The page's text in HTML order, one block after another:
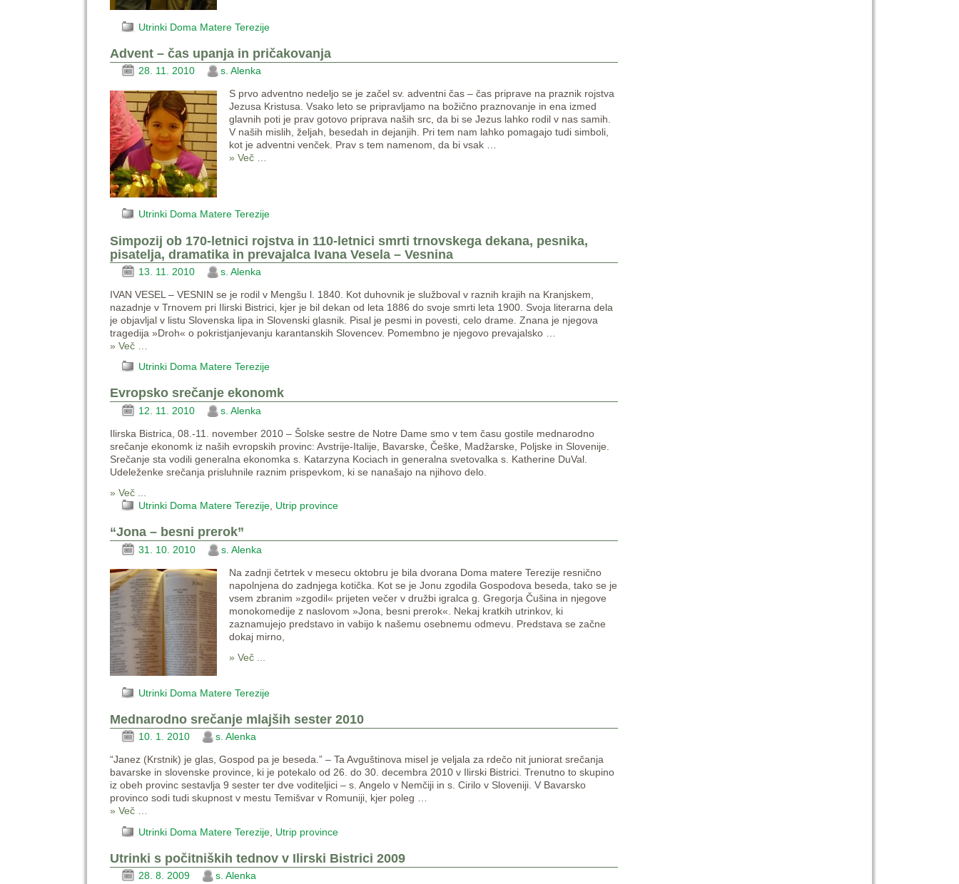
Utrinki Doma Matere Terezije
Advent – čas upanja in pričakovanja
28. 11. 2010
s. Alenka
S prvo adventno nedeljo se je začel sv. adventni čas – čas priprave na praznik rojstva
Jezusa Kristusa. Vsako leto se pripravljamo na božično praznovanje in ena izmed
glavnih poti je prav gotovo priprava naših src, da bi se Jezus lahko rodil v nas samih.
V naših mislih, željah, besedah in dejanjih. Pri tem nam lahko pomagajo tudi simboli,
kot je adventni venček. Prav s tem namenom, da bi vsak …
» Več …
Utrinki Doma Matere Terezije
Simpozij ob 170-letnici rojstva in 110-letnici smrti trnovskega dekana, pesnika,
pisatelja, dramatika in prevajalca Ivana Vesela – Vesnina
13. 11. 2010
s. Alenka
IVAN VESEL – VESNIN se je rodil v Mengšu l. 1840. Kot duhovnik je služboval v raznih krajih na Kranjskem,
nazadnje v Trnovem pri Ilirski Bistrici, kjer je bil dekan od leta 1886 do svoje smrti leta 1900. Svoja literarna dela
je objavljal v listu Slovenska lipa in Slovenski glasnik. Pisal je pesmi in povesti, celo drame. Znana je njegova
tragedija »Droh« o pokristjanjevanju karantanskih Slovencev. Pomembno je njegovo prevajalsko
» Več …
Utrinki Doma Matere Terezije
Evropsko srečanje ekonomk
12. 11. 2010
s. Alenka
Ilirska Bistrica, 08.-11. november 2010 – Šolske sestre de Notre Dame smo v tem času gostile mednarodno
srečanje ekonomk iz naših evropskih provinc: Avstrije-Italije, Bavarske, Češke, Madžarske, Poljske in Slovenije.
Srečanje sta vodili generalna ekonomka s. Katarzyna Kociach in generalna svetovalka s. Katherine DuVal.
Udeleženke srečanja prisluhnile raznim prispevkom, ki se nanašajo na njihovo delo.
» Več ...
Utrinki Doma Matere Terezije, Utrip province
“Jona – besni prerok”
31. 10. 2010
s. Alenka
Na zadnji četrtek v mesecu oktobru je bila dvorana Doma matere Terezije resnično
napolnjena do zadnjega kotička. Kot se je Jonu zgodila Gospodova beseda, tako se je
vsem zbranim »zgodil« prijeten večer v družbi igralca g. Gregorja Čušina in njegove
monokomedije z naslovom »Jona, besni prerok«. Nekaj kratkih utrinkov, ki
zaznamujejo predstavo in vabijo k našemu osebnemu odmevu. Predstava se začne
dokaj mirno,
» Več ...
Utrinki Doma Matere Terezije
Mednarodno srečanje mlajših sester 2010
10. 1. 2010
s. Alenka
“Janez (Krstnik) je glas, Gospod pa je beseda.” – Ta Avguštinova misel je veljala za rdečo nit juniorat srečanja
bavarske in slovenske province, ki je potekalo od 26. do 30. decembra 2010 v Ilirski Bistrici. Trenutno to skupino
iz obeh provinc sestavlja 9 sester ter dve voditeljici – s. Angelo v Nemčiji in s. Cirilo v Sloveniji. V Bavarsko
provinco sodi tudi skupnost v mestu Temišvar v Romuniji, kjer poleg …
» Več …
Utrinki Doma Matere Terezije, Utrip province
Utrinki s počitniških tednov v Ilirski Bistrici 2009
28. 8. 2009
s. Alenka